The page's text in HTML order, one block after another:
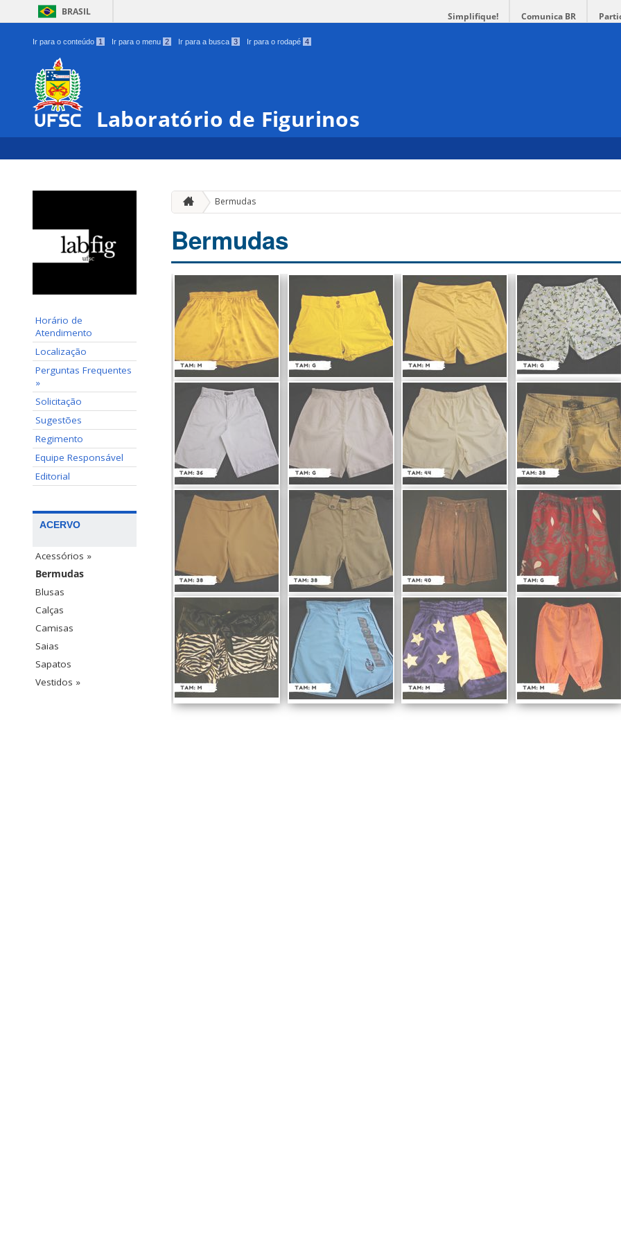
BRASIL Simplifique! Comunica BR
Ir para o conteúdo 1 Ir para o menu 2 Ir para a busca 3 Ir para o rodapé 4
Laboratório de Figurinos
Horário de
Atendimento
Localização
Perguntas Frequentes
»
Solicitação
Sugestões
Regimento
Equipe Responsável
Editorial
ACERVO
Acessórios »
Bermudas
Blusas
Calças
Camisas
Saias
Sapatos
Vestidos »
Bermudas
Bermudas